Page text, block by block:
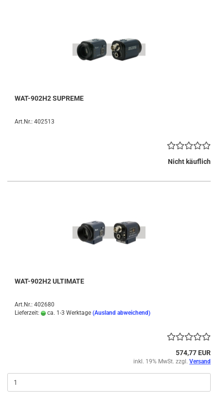
WAT-902H2 SUPREME
Art.Nr.: 402513
Nicht käuflich
WAT-902H2 ULTIMATE
Art.Nr.: 402680
Lieferzeit:
ca. 1-3 Werktage (Ausland abweichend)
574,77 EUR
inkl. 19% MwSt. zzgl. Versand